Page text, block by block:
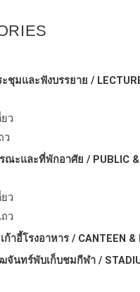
ชุมและฟังบรรยาย /
ยว
ว
ณะและที่พักอาศัย / PUBLIC &
ยว
ถว
ก้าอี้โรงอาหาร / CANTEEN &
จันทร์พับเก็บชมกีฬา /